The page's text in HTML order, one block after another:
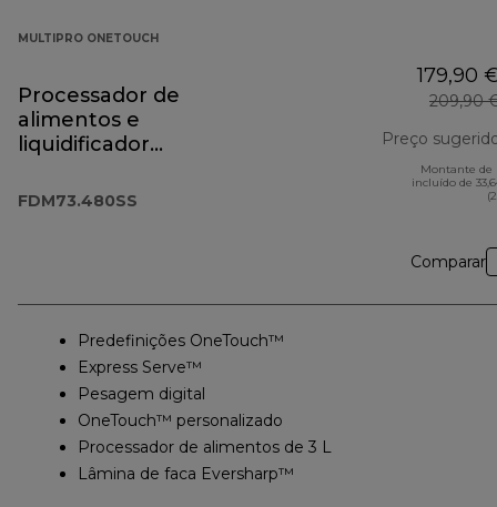
MULTIPRO ONETOUCH
Processador de
alimentos e
liquidificador
FDM73.480SS
FDM73.480SS
179,90
209,90
Preço
Montante de
incluído de
Comparar
Predefinições OneTouch™
Express Serve™
Pesagem digital
OneTouch™ personalizado
Processador de alimentos de 3 L
Lâmina de faca Eversharp™